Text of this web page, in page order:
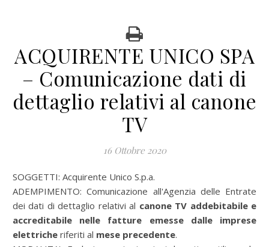
ACQUIRENTE UNICO SPA
– Comunicazione dati di
dettaglio relativi al canone
TV
16 Ottobre 2020
SOGGETTI: Acquirente Unico S.p.a.
ADEMPIMENTO:Comunicazione all'Agenzia delle Entrate
dei dati di dettaglio relativi al canone TV addebitabile e
accreditabile nelle fatture emesse dalle imprese
elettriche riferiti al mese precedente.